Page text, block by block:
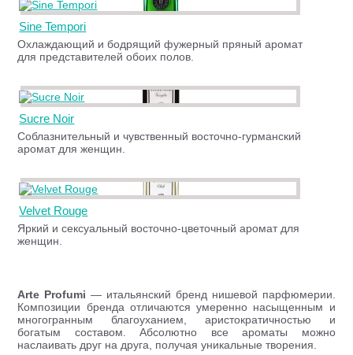
Sine Tempori
Охлаждающий и бодрящий фужерный пряный аромат
для представителей обоих полов.
Sucre Noir
Соблазнительный и чувственный восточно-гурманский
аромат для женщин.
Velvet Rouge
Яркий и сексуальный восточно-цветочный аромат для
женщин.
Arte Profumi — итальянский бренд нишевой парфюмерии.
Композиции бренда отличаются умеренно насыщенным и
многогранным благоуханием, аристократичностью и
богатым составом. Абсолютно все ароматы можно
наслаивать друг на друга, получая уникальные творения.